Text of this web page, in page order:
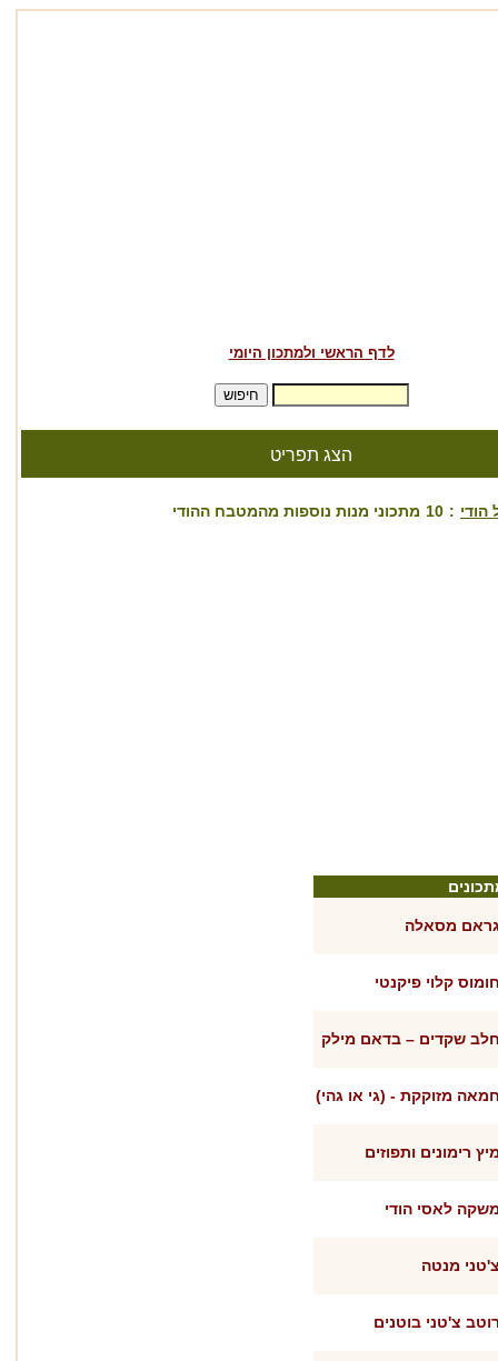
לדף הראשי ולמתכון היומי
הצג תפריט
הודי :
10 מתכוני מנות נוספות מהמטבח ההודי
מסאלה
קלוי פיקנטי
שקדים – בדאם מילק
מזוקקת - (גי או גהי)
רימונים ותפוזים
לאסי הודי
מנטה
צ'טני בוטנים